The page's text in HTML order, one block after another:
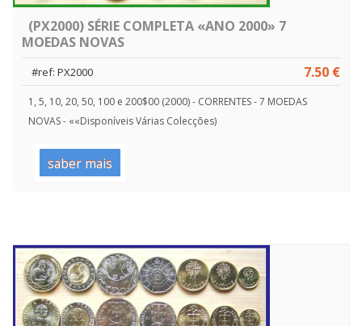
(PX2000) SÉRIE COMPLETA «ANO 2000» 7
MOEDAS NOVAS
7.50 €
#ref: PX2000
1, 5, 10, 20, 50, 100 e 200$00 (2000) - CORRENTES - 7 MOEDAS
NOVAS - ««Disponíveis Várias Colecções)
saber mais